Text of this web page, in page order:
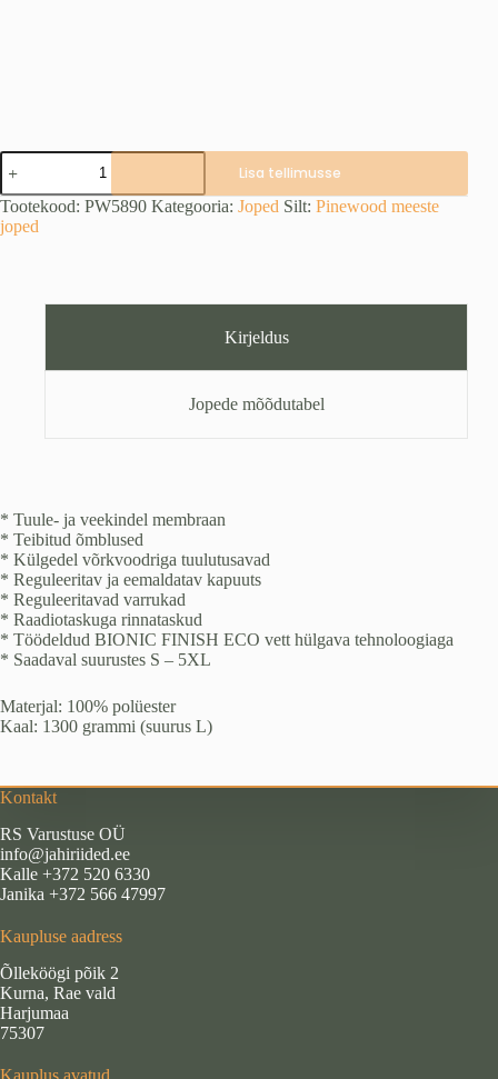
PINEWOOD
Hunter
PRO
jope,
moss
Lisa tellimusse
Tootekood: PW5890 Kategooria: Joped Silt: Pinewood meeste
joped
Kirjeldus
Jopede mõõdutabel
* Tuule- ja veekindel membraan
* Teibitud õmblused
* Külgedel võrkvoodriga tuulutusavad
* Reguleeritav ja eemaldatav kapuuts
* Reguleeritavad varrukad
* Raadiotaskuga rinnataskud
* Töödeldud BIONIC FINISH ECO vett hülgava tehnoloogiaga
* Saadaval suurustes S – 5XL
Materjal: 100% polüester
Kaal: 1300 grammi (suurus L)
Kontakt
RS Varustuse OÜ
info@jahiriided.ee
Kalle +372 520 6330
Janika +372 566 47997
Kaupluse aadress
Õlleköögi põik 2
Kurna, Rae vald
Harjumaa
75307
Kauplus avatud